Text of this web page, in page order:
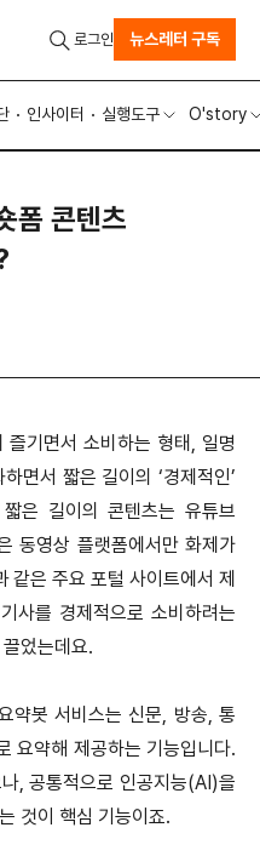
인사이터 실행도구 O'story
로그인 뉴스레터 구독
폼 콘텐츠
기면서 소비하는 형태, 일명
면서 짧은 길이의 ‘경제적인’
은 길이의 콘텐츠는 유튜브
영상 플랫폼에서만 화제가
같은 주요 포털 사이트에서 제
사를 경제적으로 소비하려는
었는데요.
약봇 서비스는 신문, 방송, 통
요약해 제공하는 기능입니다.
, 공통적으로 인공지능(AI)을
것이 핵심 기능이죠.